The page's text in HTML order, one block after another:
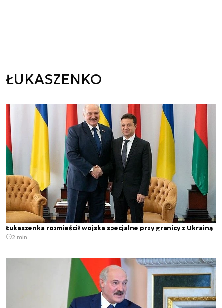
ŁUKASZENKO
Łukaszenka rozmieścił wojska specjalne przy granicy z Ukrainą
2 min.